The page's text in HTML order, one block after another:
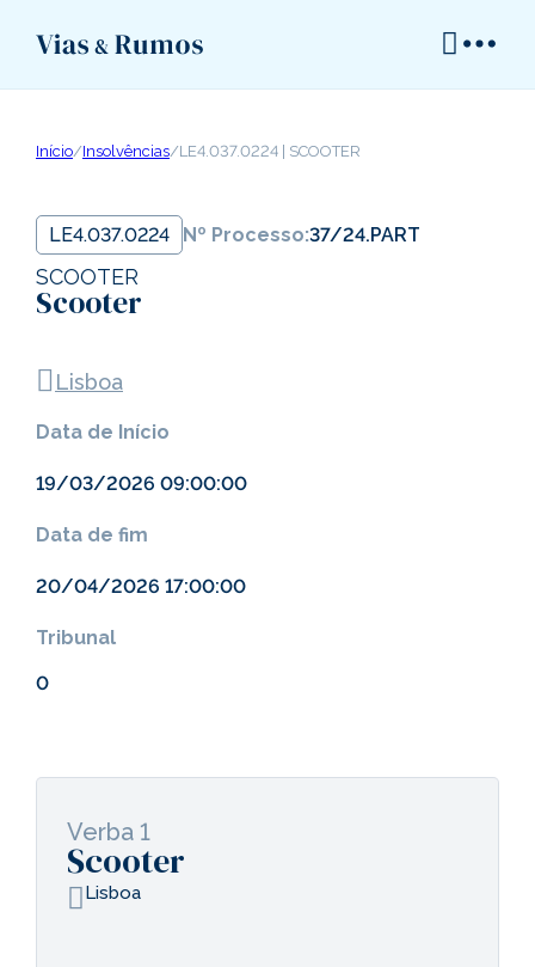
Início/Insolvências/LE4.037.0224 | SCOOTER
LE4.037.0224 Nº Processo:37/24.PART
SCOOTER
Scooter
Lisboa
Data de Início
19/03/2026 09:00:00
Data de fim
20/04/2026 17:00:00
Tribunal
0
Verba 1
Scooter
Lisboa